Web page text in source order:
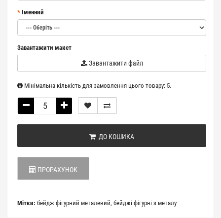
Іменний
Завантажити макет
Завантажити файл
Мінімальна кількість для замовлення цього товару: 5.
ДО КОШИКА
ПРОРАХУНОК
Мітки: бейдж фігурний металевий, бейджі фігурні з металу